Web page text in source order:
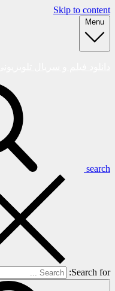
Skip to content
Menu
search
Search for: